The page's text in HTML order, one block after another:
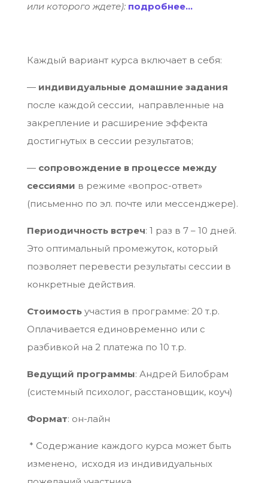
или которого ждете): подробнее…
Каждый вариант курса включает в себя:
— индивидуальные домашние задания
после каждой сессии, направленные на
закрепление и расширение эффекта
достигнутых в сессии результатов;
— сопровождение в процессе между
сессиями в режиме «вопрос-ответ»
(письменно по эл. почте или мессенджере).
Периодичность встреч: 1 раз в 7 – 10 дней.
Это оптимальный промежуток, который
позволяет перевести результаты сессии в
конкретные действия.
Стоимостьучастия в программе: 20 т.р.
Оплачивается единовременно или с
разбивкой на 2 платежа по 10 т.р.
Ведущий программы: Андрей Билобрам
(системный психолог, расстановщик, коуч)
Формат: он-лайн
* Содержание каждого курса может быть
изменено, исходя из индивидуальных